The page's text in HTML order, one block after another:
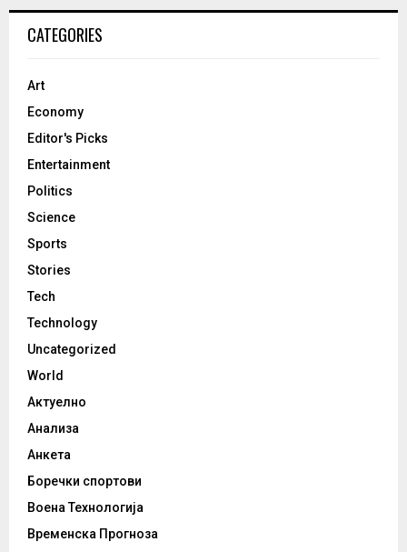
CATEGORIES
Art
Economy
Editor's Picks
Entertainment
Politics
Science
Sports
Stories
Tech
Technology
Uncategorized
World
Актуелно
Анализа
Анкета
Боречки спортови
Воена Технологија
Временска Прогноза